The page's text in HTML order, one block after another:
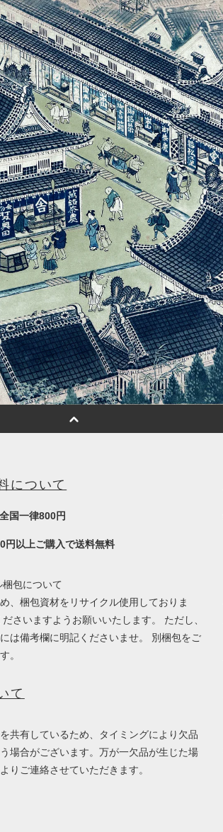
について
国一律800円
円以上ご購入で送料無料
包について
、梱包資材をリサイクル使用しておりま
さいますようお願いいたします。 ただし、
は備考欄に明記くださいませ。 別梱包をご
。
て
共有しているため、タイミングにより欠品
場合がございます。万が一欠品が生じた場
りご連絡させていただきます。